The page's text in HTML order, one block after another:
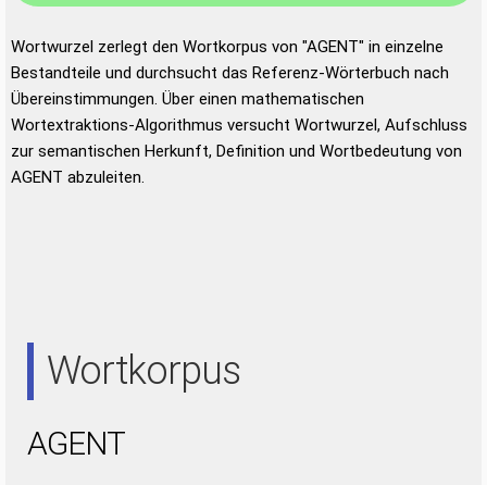
Wortwurzel zerlegt den Wortkorpus von "AGENT" in einzelne
Bestandteile und durchsucht das Referenz-Wörterbuch nach
Übereinstimmungen. Über einen mathematischen
Wortextraktions-Algorithmus versucht Wortwurzel, Aufschluss
zur semantischen Herkunft, Definition und Wortbedeutung von
AGENT abzuleiten.
Wortkorpus
AGENT